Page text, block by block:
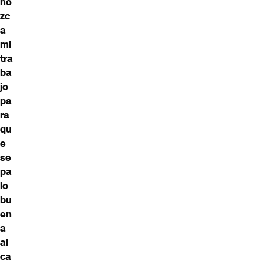
zc
a
mi
tra
ba
jo
pa
ra
qu
e
se
pa
lo
bu
en
a
al
ca